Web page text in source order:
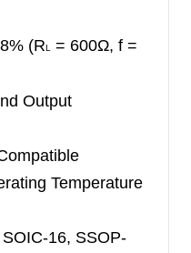
(RL
= 600Ω, f =
Output
Temperature
16, SSOP-